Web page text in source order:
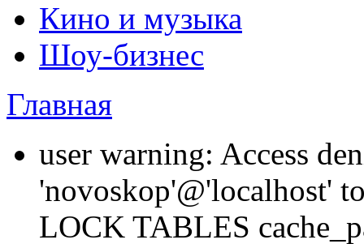
Кино и музыка
Шоу-бизнес
Главная
user warning: Access
'novoskop'@'localhost'
LOCK TABLES